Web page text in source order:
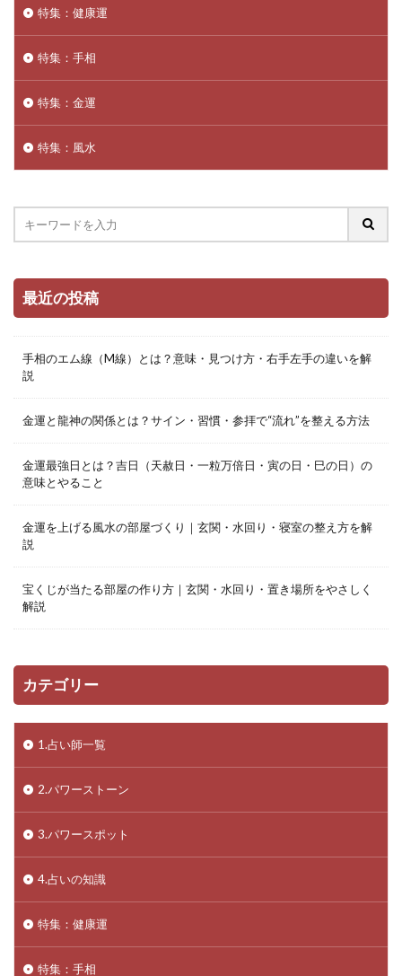
特集：健康運
特集：手相
特集：金運
特集：風水
最近の投稿
手相のエム線（M線）とは？意味・見つけ方・右手左手の違いを解
説
金運と龍神の関係とは？サイン・習慣・参拝で“流れ”を整える方法
金運最強日とは？吉日（天赦日・一粒万倍日・寅の日・巳の日）の
意味とやること
金運を上げる風水の部屋づくり｜玄関・水回り・寝室の整え方を解
説
宝くじが当たる部屋の作り方｜玄関・水回り・置き場所をやさしく
解説
カテゴリー
1.占い師一覧
2.パワーストーン
3.パワースポット
4.占いの知識
特集：健康運
特集：手相